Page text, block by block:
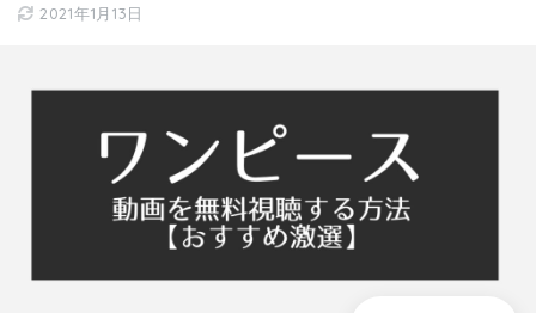
2021年1月13日